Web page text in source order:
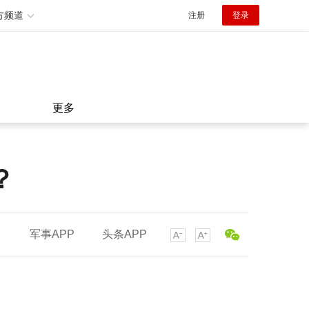
频道 注册 登录
更多
军事APP 头条APP